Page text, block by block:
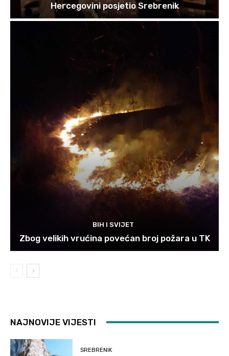
Hercegovini posjetio Srebrenik
BIH I SVIJET
Zbog velikih vrućina povećan broj požara u TK
NAJNOVIJE VIJESTI
SREBRENIK